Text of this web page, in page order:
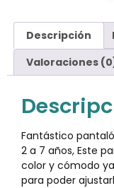
Descripción
Valoraciones
Fantástico
2 a 7 años, Este
color y cómodo
para poder